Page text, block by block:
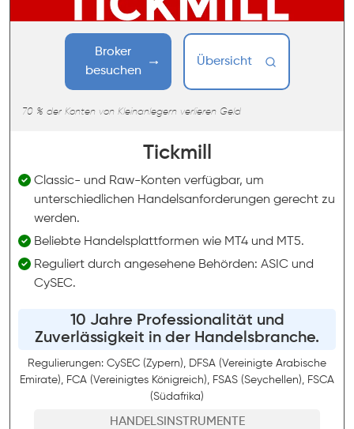
Broker
besuchen
Übersicht
70 % der Konten von Kleinanlegern verlieren Geld
Tickmill
Classic- und Raw-Konten verfügbar, um
unterschiedlichen Handelsanforderungen gerecht zu
werden.
Beliebte Handelsplattformen wie MT4 und MT5.
Reguliert durch angesehene Behörden: ASIC und
CySEC.
10 Jahre Professionalität und
Zuverlässigkeit in der Handelsbranche.
Regulierungen: CySEC (Zypern), DFSA (Vereinigte Arabische
Emirate), FCA (Vereinigtes Königreich), FSAS (Seychellen), FSCA
(Südafrika)
HANDELSINSTRUMENTE